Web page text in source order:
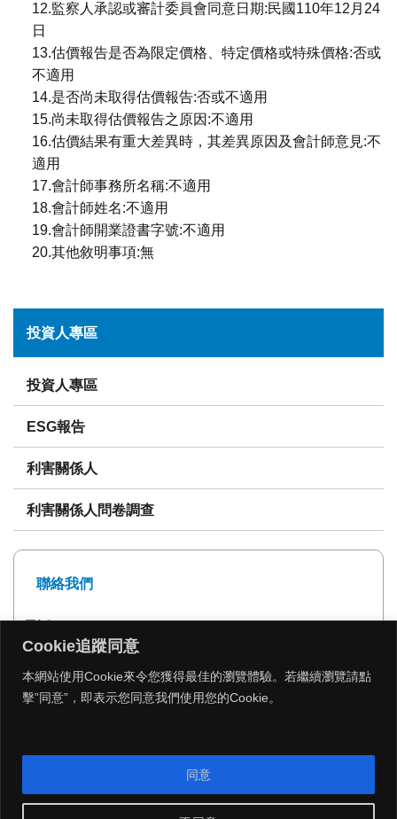
Cookie追蹤同意
本網站使用Cookie來令您獲得最佳的瀏覽體驗。若繼續瀏覽請點
擊”同意”，即表示您同意我們使用您的Cookie。
同意
投資人專區
投資人專區
ESG報告
利害關係人
利害關係人問卷調查
聯絡我們
電話: 02-27239999
傳真: 02-27293399
12.監察人承認或審計委員會同意日期:民國110年12月24
日
13.估價報告是否為限定價格、特定價格或特殊價格:否或
不適用
14.是否尚未取得估價報告:否或不適用
15.尚未取得估價報告之原因:不適用
16.估價結果有重大差異時，其差異原因及會計師意見:不
適用
17.會計師事務所名稱:不適用
18.會計師姓名:不適用
19.會計師開業證書字號:不適用
20.其他敘明事項:無
MENU